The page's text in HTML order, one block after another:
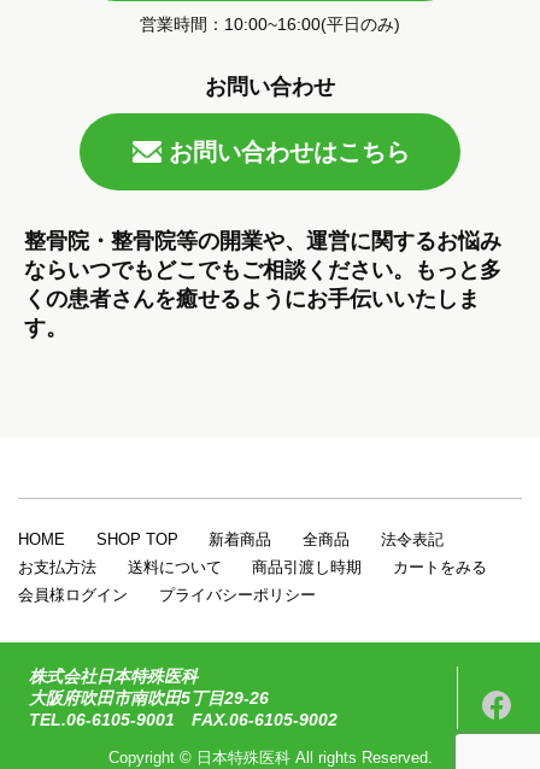
営業時間：10:00~16:00(平日のみ)
お問い合わせ
お問い合わせはこちら
整骨院・整骨院等の開業や、運営に関するお悩み
ならいつでもどこでもご相談ください。もっと多
くの患者さんを癒せるようにお手伝いいたしま
す。
HOME SHOP TOP 新着商品 全商品
法令表記
お支払方法
送料について 商品引渡し時期
カートをみる
会員様ログイン
プライバシーポリシー
株式会社日本特殊医科
大阪府吹田市南吹田5丁目29-26
TEL.06-6105-9001 FAX.06-6105-9002
Copyright © 日本特殊医科 All rights Reserved.